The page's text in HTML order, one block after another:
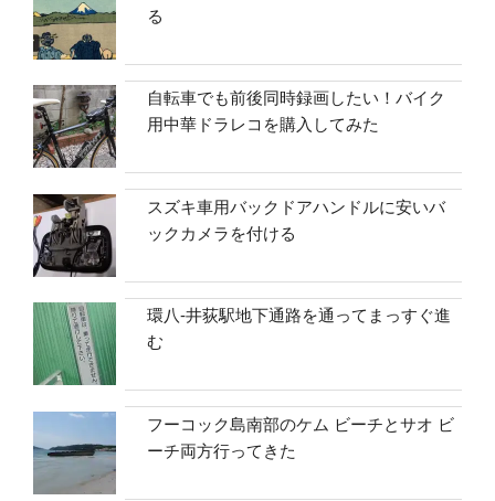
る
自転車でも前後同時録画したい！バイク
用中華ドラレコを購入してみた
スズキ車用バックドアハンドルに安いバ
ックカメラを付ける
環八-井荻駅地下通路を通ってまっすぐ進
む
フーコック島南部のケム ビーチとサオ ビ
ーチ両方行ってきた